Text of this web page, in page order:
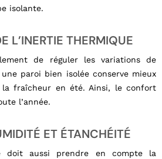
isolante.
L’INERTIE THERMIQUE
de réguler les variations de
paroi bien isolée conserve mieux
fraîcheur en été. Ainsi, le confort
l’année.
ET ÉTANCHÉITÉ
doit aussi prendre en compte la